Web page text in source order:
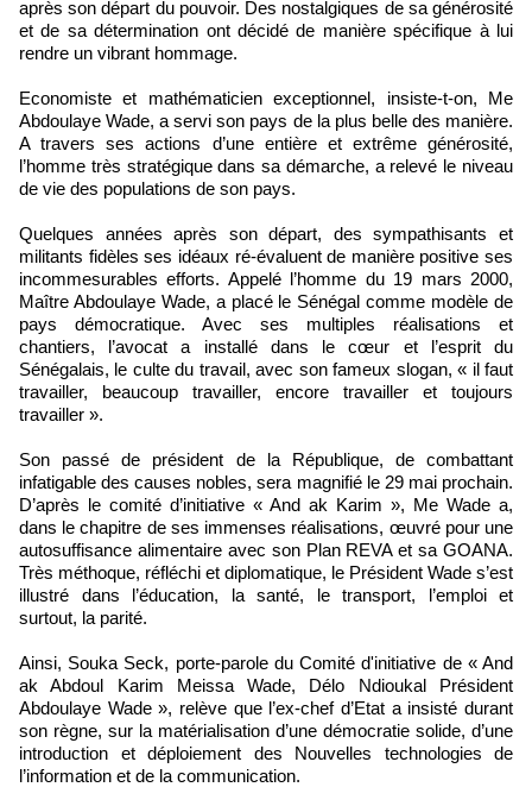
après son départ du pouvoir. Des nostalgiques de sa générosité
et de sa détermination ont décidé de manière spécifique à lui
rendre un vibrant hommage.
Economiste et mathématicien exceptionnel, insiste-t-on, Me
Abdoulaye Wade, a servi son pays de la plus belle des manière.
A travers ses actions d’une entière et extrême générosité,
l’homme très stratégique dans sa démarche, a relevé le niveau
de vie des populations de son pays.
Quelques années après son départ, des sympathisants et
militants fidèles ses idéaux ré-évaluent de manière positive ses
incommesurables efforts. Appelé l’homme du 19 mars 2000,
Maître Abdoulaye Wade, a placé le Sénégal comme modèle de
pays démocratique. Avec ses multiples réalisations et
chantiers, l’avocat a installé dans le cœur et l’esprit du
Sénégalais, le culte du travail, avec son fameux slogan, « il faut
travailler, beaucoup travailler, encore travailler et toujours
travailler ».
Son passé de président de la République, de combattant
infatigable des causes nobles, sera magnifié le 29 mai prochain.
D’après le comité d’initiative « And ak Karim », Me Wade a,
dans le chapitre de ses immenses réalisations, œuvré pour une
autosuffisance alimentaire avec son Plan REVA et sa GOANA.
Très méthoque, réfléchi et diplomatique, le Président Wade s’est
illustré dans l’éducation, la santé, le transport, l’emploi et
surtout, la parité.
Ainsi, Souka Seck, porte-parole du Comité d'initiative de « And
ak Abdoul Karim Meissa Wade, Délo Ndioukal Président
Abdoulaye Wade », relève que l’ex-chef d’Etat a insisté durant
son règne, sur la matérialisation d’une démocratie solide, d’une
introduction et déploiement des Nouvelles technologies de
l’information et de la communication.